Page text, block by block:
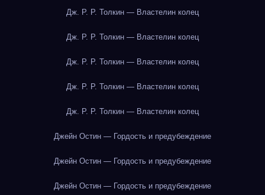
Дж. Р. Р. Толкин — Властелин колец
Дж. Р. Р. Толкин — Властелин колец
Дж. Р. Р. Толкин — Властелин колец
Дж. Р. Р. Толкин — Властелин колец
Дж. Р. Р. Толкин — Властелин колец
Джейн Остин — Гордость и предубеждение
Джейн Остин — Гордость и предубеждение
Джейн Остин — Гордость и предубеждение